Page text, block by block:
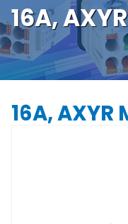
16A,
16A, AXYR